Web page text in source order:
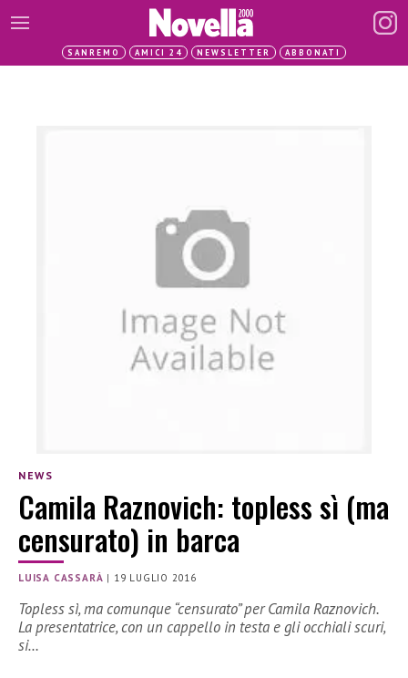
SANREMO AMICI 24 NEWSLETTER ABBONATI
NEWS
Camila Raznovich: topless sì (ma
censurato) in barca
LUISA CASSARÀ | 19 LUGLIO 2016
Topless sì, ma comunque “censurato” per Camila Raznovich.
La presentatrice, con un cappello in testa e gli occhiali scuri,
si…